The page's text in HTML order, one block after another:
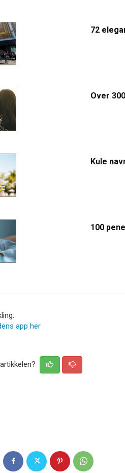
72
Over
Kule
100
app her